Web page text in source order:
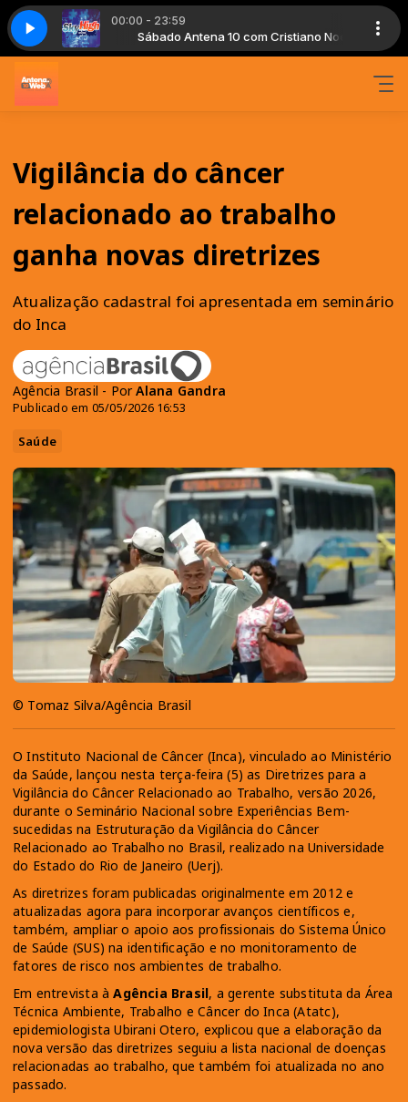
00:00 - 23:59
Noe Sábado Antena 10 com Cristiano Noe
Mix) Newton - Sky High (Hiza Kite Mix)
Vigilância do câncer
relacionado ao trabalho
ganha novas diretrizes
Atualização cadastral foi apresentada em seminário
do Inca
Agência Brasil - PorAlana Gandra
Publicado em 05/05/2026 16:53
Saúde
© Tomaz Silva/Agência Brasil
O Instituto Nacional de Câncer (Inca), vinculado ao Ministério
da Saúde, lançou nesta terça-feira (5) as Diretrizes para a
Vigilância do Câncer Relacionado ao Trabalho, versão 2026,
durante o Seminário Nacional sobre Experiências Bem-
sucedidas na Estruturação da Vigilância do Câncer
Relacionado ao Trabalho no Brasil, realizado na Universidade
do Estado do Rio de Janeiro (Uerj).
As diretrizes foram publicadas originalmente em 2012 e
atualizadas agora para incorporar avanços científicos e,
também, ampliar o apoio aos profissionais do Sistema Único
de Saúde (SUS) na identificação e no monitoramento de
fatores de risco nos ambientes de trabalho.
Em entrevista àAgência Brasil, a gerente substituta da Área
Técnica Ambiente, Trabalho e Câncer do Inca (Atatc),
epidemiologista Ubirani Otero, explicou que a elaboração da
nova versão das diretrizes seguiu a lista nacional de doenças
relacionadas ao trabalho, que também foi atualizada no ano
passado.